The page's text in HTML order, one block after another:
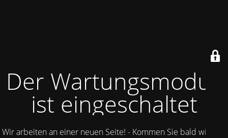
Der Wartungsmodus
ist eingeschaltet
Wir arbeiten an einer neuen Seite! - Kommen Sie bald wieder.